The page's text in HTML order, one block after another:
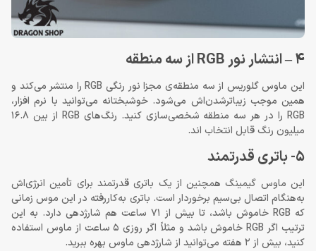
4 – انتشار نور RGB از سه منطقه
این ماوس گلوریس از سه منطقه‌ی مجزا نور رنگی RGB را منتشر می‌کند و
همین موجب زیباترشدن‌اش می‌شود. خوشبختانه می‌توانید با نرم افزار،
RGB را در هر سه منطقه شخصی‌سازی کنید. رنگ‌های RGB از بین 16.8
میلیون رنگ قابل انتخاب اند.
5- باتری قدرتمند
این ماوس گیمینگ همچنین از یک باتری قدرتمند برای تأمین انرژی‌اش
به‌هنگام اتصال بی‌سیم برخوردار است. باتری به‌کاررفته در این موس زمانی
که RGB خاموش باشد، تا بیش از 71 ساعت هم شارژدهی دارد. به این
ترتیب اگر RGB خاموش باشد و مثلاً اگر روزی 5 ساعت از ماوس استفاده
کنید، بیش از 2 هفته می‌توانید از شارژدهی ماوس بهره ببرید.